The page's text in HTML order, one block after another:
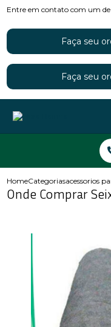
Entre em contato com um de
Faça seu
Faça seu
HomeCategoriasacessorios
Onde Comprar